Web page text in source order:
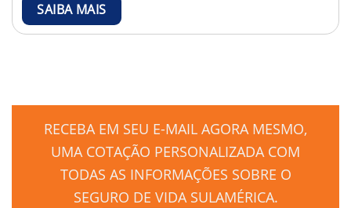
SAIBA MAIS
RECEBA EM SEU E-MAIL AGORA MESMO,
UMA COTAÇÃO PERSONALIZADA COM
TODAS AS INFORMAÇÕES SOBRE O
SEGURO DE VIDA SULAMÉRICA.